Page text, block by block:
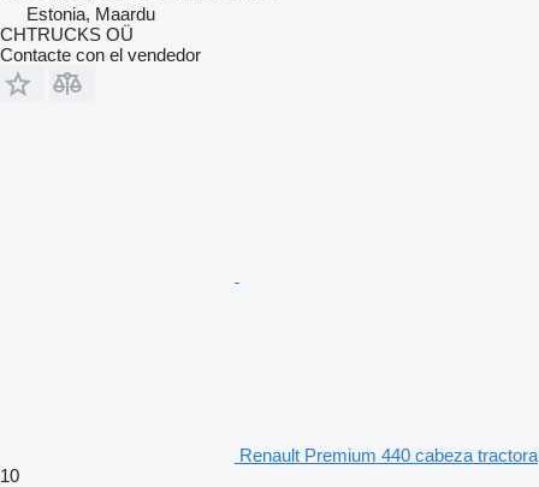
Estonia, Maardu
CHTRUCKS OÜ
Contacte con el vendedor
Renault Premium 440 cabeza tractora
10